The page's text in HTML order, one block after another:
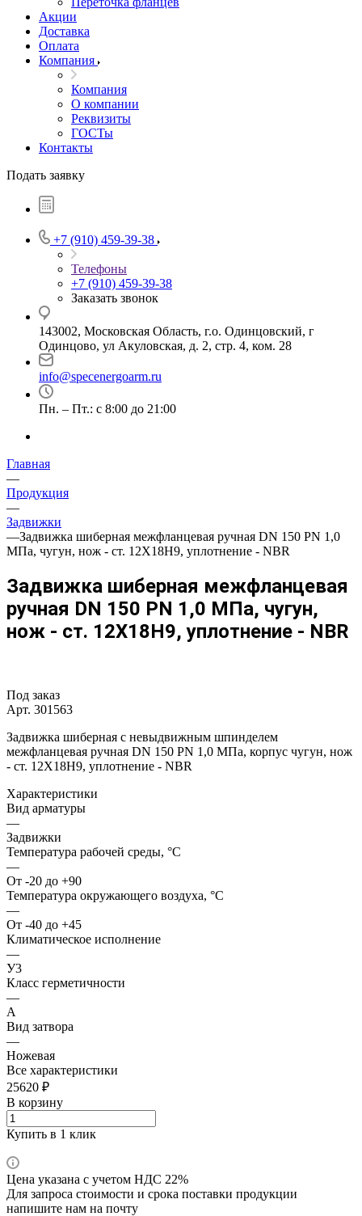
Акции
Доставка
Оплата
Компания
Компания
О компании
Реквизиты
ГОСТы
Контакты
Подать заявку
+7 (910) 459-39-38
Телефоны
+7 (910) 459-39-38
Заказать звонок
143002, Московская Область, г.о. Одинцовский, г
Одинцово, ул Акуловская, д. 2, стр. 4, ком. 28
info@specenergoarm.ru
Пн. – Пт.: с 8:00 до 21:00
Главная
—
Продукция
—
Задвижки
—Задвижка шиберная межфланцевая ручная DN 150 PN 1,0
МПа, чугун, нож - ст. 12Х18Н9, уплотнение - NBR
Задвижка шиберная межфланцевая
ручная DN 150 PN 1,0 МПа, чугун,
нож - ст. 12Х18Н9, уплотнение - NBR
Под заказ
Арт. 301563
Задвижка шиберная с невыдвижным шпинделем
межфланцевая ручная DN 150 PN 1,0 МПа, корпус чугун, нож
- ст. 12Х18Н9, уплотнение - NBR
Характеристики
Вид арматуры
—
Задвижки
Температура рабочей среды, °С
—
От -20 до +90
Температура окружающего воздуха, °С
—
От -40 до +45
Климатическое исполнение
—
У3
Класс герметичности
—
А
Вид затвора
—
Ножевая
Все характеристики
25620 ₽
В корзину
Купить в 1 клик
Цена указана с учетом НДС 22%
Для запроса стоимости и срока поставки продукции
напишите нам на почту